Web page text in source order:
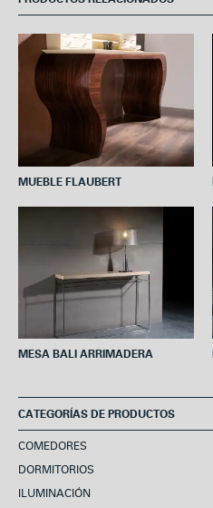
b
o
o
t
e
r
e
r
e
s
t
s
A
p
p
l
MUEBLE FLAUBERT
MESA BALI ARRIMADERA
CATEGORÍAS DE PRODUCTOS
COMEDORES
DORMITORIOS
ILUMINACIÓN